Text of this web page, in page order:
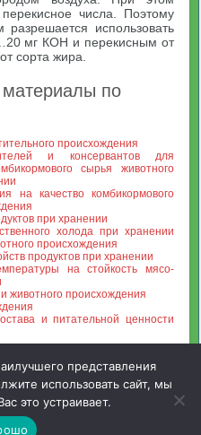
числа. Поэтому
использовать
мг КОН и перекисным от
сорта жира.
по
происхождения
и консервантов для
сырья животного
на качество комбикормового
при хранении
холода при хранении
происхождения
продуктов при хранении
на стойкость мясо-
животного происхождения
и питательной ценности
Неофициальный сайт
представления
использовать сайт, мы
это устраивает.